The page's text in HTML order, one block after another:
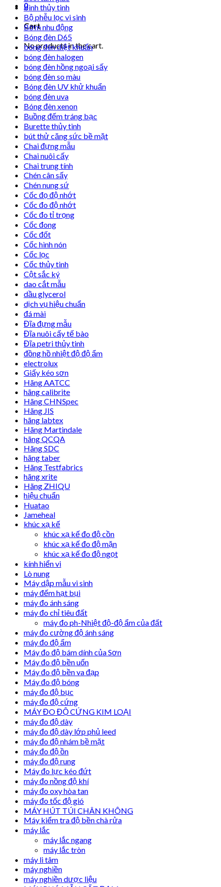
0
Cart
No products in the cart.
bình thủy tinh
Bộ phễu lọc vi sinh
Bơm nhu động
Bóng đèn D65
bóng đèn diệt khuẩn
bóng đèn halogen
bóng đèn hồng ngoại sấy
bóng đèn so màu
Bóng đèn UV khử khuẩn
bóng đèn uva
Bóng đèn xenon
Buồng đếm tráng bạc
Burette thủy tinh
bút thử căng sức bề mặt
Chai đựng mẫu
Chai nuôi cấy
Chai trung tính
Chén cân sấy
Chén nung sứ
Cốc đọ độ nhớt
Cốc đo độ nhớt
Cốc đo tỉ trọng
Cốc đong
Cốc đốt
Cốc hình nón
Cốc lọc
Cốc thủy tinh
Cột sắc ký
dao cắt mẫu
dầu glycerol
dịch vụ hiệu chuẩn
đá mài
Đĩa đựng mẫu
Đĩa nuôi cấy tế bào
Đĩa petri thủy tinh
đồng hồ nhiệt độ độ ẩm
electrolux
Giấy kéo sơn
Hãng AATCC
hãng calibrite
Hãng CHNSpec
Hãng JIS
hãng labtex
Hãng Martindale
hãng QCQA
Hãng SDC
hãng taber
Hãng Testfabrics
hãng xrite
Hãng ZHIQU
hiệu chuẩn
Huatao
Jameheal
khúc xạ kế
khúc xạ kế đo độ cồn
khúc xạ kế đo độ mặn
khúc xạ kế đo độ ngọt
kính hiển vi
Lò nung
Máy dập mẫu vi sinh
máy đếm hạt bụi
máy đo ánh sáng
máy đo chỉ tiêu đất
máy đo ph-Nhiệt độ-độ ẩm của đất
máy đo cường độ ánh sáng
máy đo độ ẩm
Máy đo độ bám dính của Sơn
Máy đo độ bền uốn
Máy đo độ bền va đạp
Máy đo độ bóng
máy đo độ bục
máy đo độ cứng
MÁY ĐO ĐỘ CỨNG KIM LOẠI
máy đo độ dày
máy đo độ dày lớp phủ leed
máy đo độ nhám bề mặt
máy đo độ ồn
máy đo độ rung
Máy đo lực kéo đứt
máy đo nồng độ khí
máy đo oxy hòa tan
máy đo tốc độ gió
MÁY HÚT TÚI CHÂN KHÔNG
Máy kiểm tra độ bền chà rửa
máy lắc
máy lắc ngang
máy lắc tròn
máy li tâm
máy nghiền
máy nghiền dược liệu